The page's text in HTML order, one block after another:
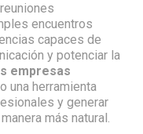
encuentros
capaces de
y potenciar la
empresas
una herramienta
y generar
más natural.